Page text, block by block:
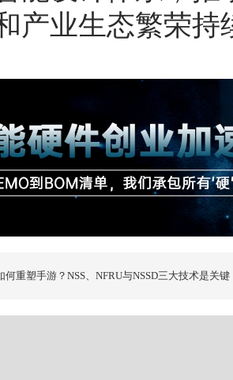
产业生态繁荣持
重塑手游？NSS、NFRU与NSSD三大技术是关键